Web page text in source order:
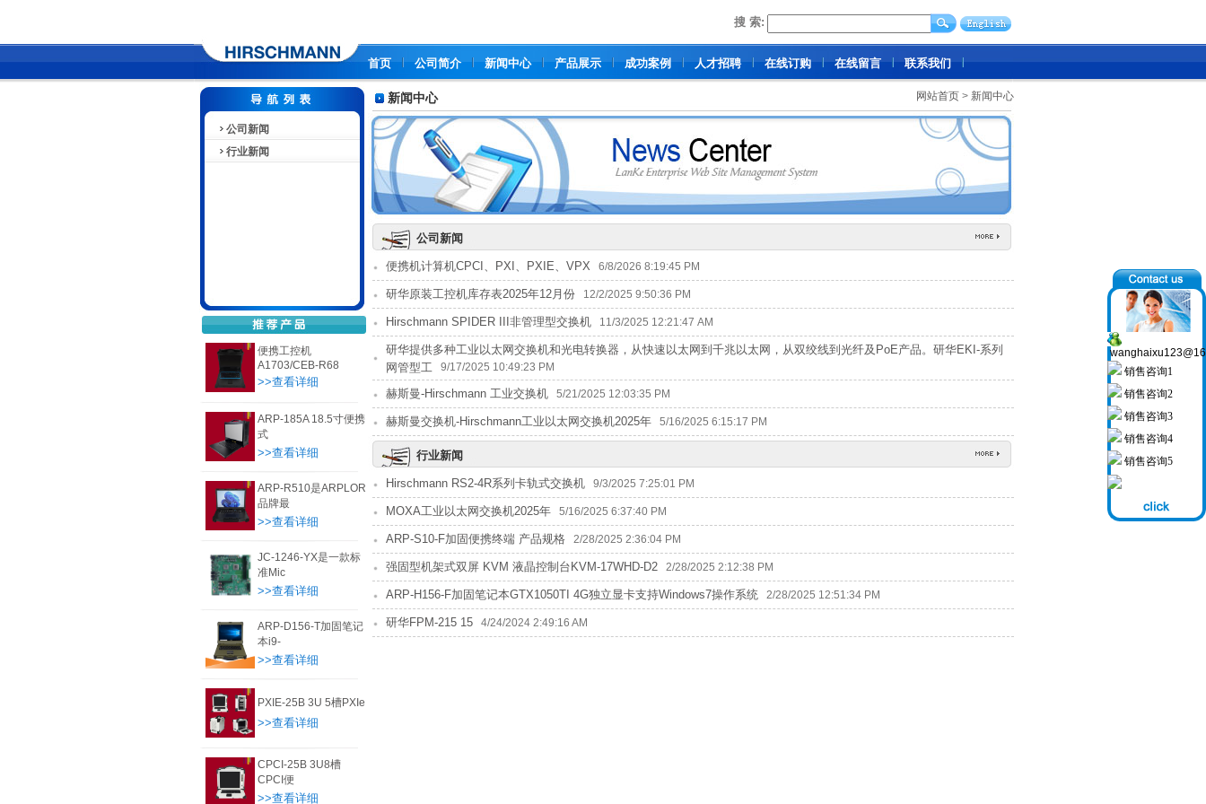
搜 索:
首页 公司简介 新闻中心 产品展示 成功案例 人才招聘 在线订购 在线留言 联系我们
公司新闻
行业新闻
便携工控机
A1703/CEB-R68
>>查看详细
ARP-185A 18.5寸便携
式
>>查看详细
ARP-R510是ARPLOR
品牌最
>>查看详细
JC-1246-YX是一款标
准Mic
>>查看详细
ARP-D156-T加固笔记
本i9-
>>查看详细
PXIE-25B 3U 5槽PXIe
>>查看详细
CPCI-25B 3U8槽
CPCI便
>>查看详细
新闻中心 网站首页 > 新闻中心
公司新闻
便携机计算机CPCI、PXI、PXIE、VPX 6/8/2026 8:19:45 PM
研华原装工控机库存表2025年12月份 12/2/2025 9:50:36 PM
Hirschmann SPIDER III非管理型交换机 11/3/2025 12:21:47 AM
研华提供多种工业以太网交换机和光电转换器，从快速以太网到千兆以太网，从双绞线到光纤及PoE产品。研华EKI-系列
网管型工 9/17/2025 10:49:23 PM
赫斯曼-Hirschmann 工业交换机 5/21/2025 12:03:35 PM
赫斯曼交换机-Hirschmann工业以太网交换机2025年 5/16/2025 6:15:17 PM
行业新闻
Hirschmann RS2-4R系列卡轨式交换机 9/3/2025 7:25:01 PM
MOXA工业以太网交换机2025年 5/16/2025 6:37:40 PM
ARP-S10-F加固便携终端 产品规格 2/28/2025 2:36:04 PM
强固型机架式双屏 KVM 液晶控制台KVM-17WHD-D2 2/28/2025 2:12:38 PM
ARP-H156-F加固笔记本GTX1050TI 4G独立显卡支持Windows7操作系统 2/28/2025 12:51:34 PM
研华FPM-215 15 4/24/2024 2:49:16 AM
销售咨询1
销售咨询2
销售咨询3
销售咨询4
销售咨询5